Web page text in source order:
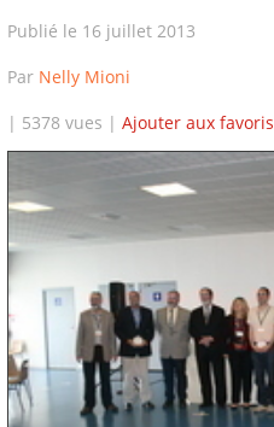
Publié le 16 juillet 2013
Par Nelly Mioni
| 5378 vues | Ajouter aux favoris